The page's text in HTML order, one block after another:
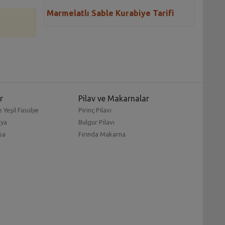
Marmelatlı Sable Kurabiye Tarifi
Yeşil Fasulye
Pilav ve Makarnalar
Pirinç Pilavı
Bulgur Pilavı
Fırında Makarna